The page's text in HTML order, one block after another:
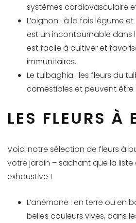
systèmes cardiovasculaire
L’oignon : à la fois légume
est un incontournable dans
est facile à cultiver et
immunitaires.
Le tulbaghia : les fleurs du
comestibles et peuvent être
LES FLEURS À
Voici notre sélection de fleurs à
votre jardin – sachant que la liste
exhaustive !
L’anémone : en terre ou en
belles couleurs vives, dans